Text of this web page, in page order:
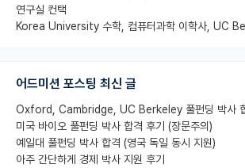
연구실 컨택
어드미션 포스팅 최신 글
Oxford, Cambridge, UC Berkeley 풀펀딩 박사 합
미국 바이오 풀펀딩 박사 합격 후기 (장문주의)
예일대 풀펀딩 박사 합격 (영국 독일 동시 지원)
아주 간단하게 경제 박사 지원 후기